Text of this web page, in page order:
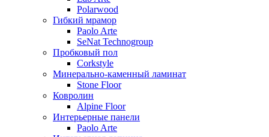
Polarwood
Гибкий мрамор
Paolo Arte
SeNat Technogroup
Пробковый пол
Corkstyle
Минерально-каменный ламинат
Stone Floor
Ковролин
Alpine Floor
Интерьерные панели
Paolo Arte